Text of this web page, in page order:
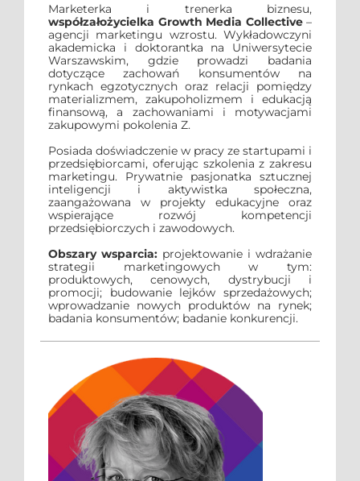
Marketerka i trenerka biznesu,
współzałożycielka Growth Media Collective–
agencji marketingu wzrostu. Wykładowczyni
akademicka i doktorantka na Uniwersytecie
Warszawskim, gdzie prowadzi badania
dotyczące zachowań konsumentów na
rynkach egzotycznych oraz relacji pomiędzy
materializmem, zakupoholizmem i edukacją
finansową, a zachowaniami i motywacjami
zakupowymi pokolenia Z.
Posiada doświadczenie w pracy ze startupami i
przedsiębiorcami, oferując szkolenia z zakresu
marketingu. Prywatnie pasjonatka sztucznej
inteligencji i aktywistka społeczna,
zaangażowana w projekty edukacyjne oraz
wspierające rozwój kompetencji
przedsiębiorczych i zawodowych.
Obszary wsparcia: projektowanie i wdrażanie
strategii marketingowych w tym:
produktowych, cenowych, dystrybucji i
promocji; budowanie lejków sprzedażowych;
wprowadzanie nowych produktów na rynek;
badania konsumentów; badanie konkurencji.